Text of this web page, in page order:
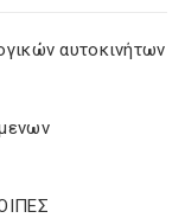
αυτοκινήτων